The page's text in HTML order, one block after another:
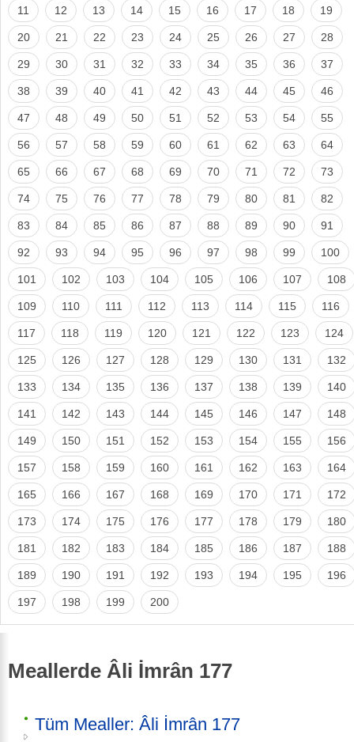
11 12 13 14 15 16 17 18 19
20 21 22 23 24 25 26 27 28
29 30 31 32 33 34 35 36 37
38 39 40 41 42 43 44 45 46
47 48 49 50 51 52 53 54 55
56 57 58 59 60 61 62 63 64
65 66 67 68 69 70 71 72 73
74 75 76 77 78 79 80 81 82
83 84 85 86 87 88 89 90 91
92 93 94 95 96 97 98 99 100
101 102 103 104 105 106 107 108
109 110 111 112 113 114 115 116
117 118 119 120 121 122 123 124
125 126 127 128 129 130 131 132
133 134 135 136 137 138 139 140
141 142 143 144 145 146 147 148
149 150 151 152 153 154 155 156
157 158 159 160 161 162 163 164
165 166 167 168 169 170 171 172
173 174 175 176 177 178 179 180
181 182 183 184 185 186 187 188
189 190 191 192 193 194 195 196
197 198 199 200
Meallerde Âli İmrân 177
Tüm Mealler: Âli İmrân 177